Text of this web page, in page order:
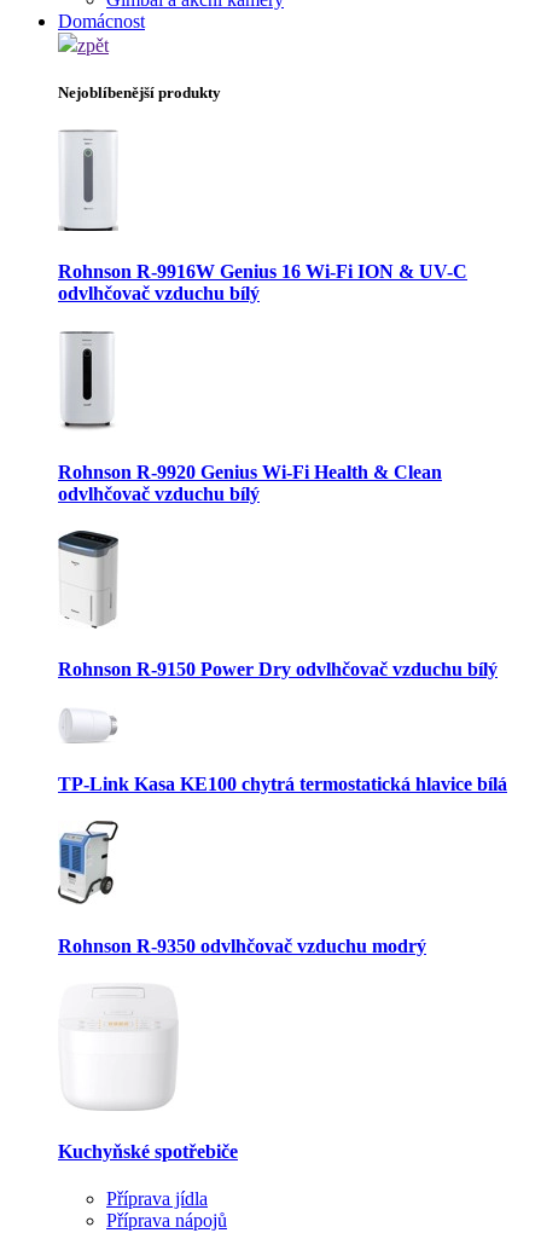
Domácnost
zpět
Nejoblíbenější produkty
Rohnson R-9916W Genius 16 Wi-Fi ION & UV-C
odvlhčovač vzduchu bílý
Rohnson R-9920 Genius Wi-Fi Health & Clean
odvlhčovač vzduchu bílý
Rohnson R-9150 Power Dry odvlhčovač vzduchu bílý
TP-Link Kasa KE100 chytrá termostatická hlavice bílá
Rohnson R-9350 odvlhčovač vzduchu modrý
Kuchyňské spotřebiče
Příprava jídla
Příprava nápojů